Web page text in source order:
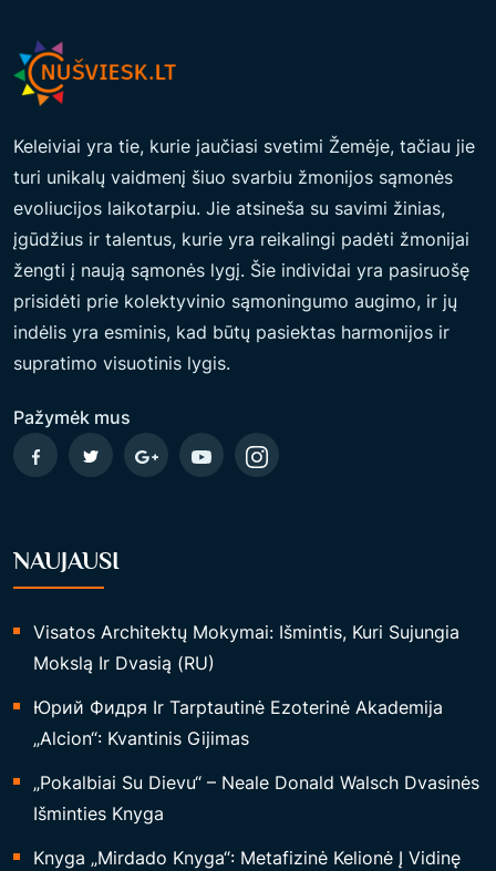
Keleiviai yra tie, kurie jaučiasi svetimi Žemėje, tačiau jie
turi unikalų vaidmenį šiuo svarbiu žmonijos sąmonės
evoliucijos laikotarpiu. Jie atsineša su savimi žinias,
įgūdžius ir talentus, kurie yra reikalingi padėti žmonijai
žengti į naują sąmonės lygį. Šie individai yra pasiruošę
prisidėti prie kolektyvinio sąmoningumo augimo, ir jų
indėlis yra esminis, kad būtų pasiektas harmonijos ir
supratimo visuotinis lygis.
Pažymėk mus
NAUJAUSI
Visatos Architektų Mokymai: Išmintis, Kuri Sujungia
Mokslą Ir Dvasią (RU)
Юрий Фидря Ir Tarptautinė Ezoterinė Akademija
„Alcion“: Kvantinis Gijimas
„Pokalbiai Su Dievu“ – Neale Donald Walsch Dvasinės
Išminties Knyga
Knyga „Mirdado Knyga“: Metafizinė Kelionė Į Vidinę